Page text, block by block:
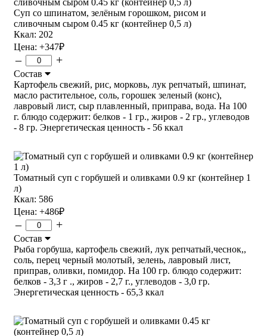
Суп со шпинатом, зелёным горошком, рисом и
сливочным сыром 0.45 кг (контейнер 0,5 л)
Ккал: 202
Цена: +347₽
– +
Состав
Картофель свежий, рис, морковь, лук репчатый, шпинат,
масло растительное, соль, горошек зеленый (конс),
лавровый лист, сыр плавленный, приправа, вода. На 100
г. блюдо содержит: белков - 1 гр., жиров - 2 гр., углеводов
- 8 гр. Энергетическая ценность - 56 ккал
Томатный суп с горбушей и оливками 0.9 кг (контейнер 1
л)
Ккал: 586
Цена: +486₽
– +
Состав
Рыба горбуша, картофель свежий, лук репчатый,чеснок,,
соль, перец черный молотый, зелень, лавровый лист,
приправ, оливки, помидор. На 100 гр. блюдо содержит:
белков - 3,3 г ., жиров - 2,7 г., углеводов - 3,0 гр.
Энергетическая ценность - 65,3 ккал